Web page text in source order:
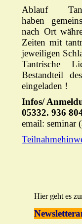
Ablauf
haben
nach Ort
Zeiten mit
jeweiligen
Tantrische
Bestandteil
eingeladen !
Infos/
05332. 936
email: seminar
Hier geht es